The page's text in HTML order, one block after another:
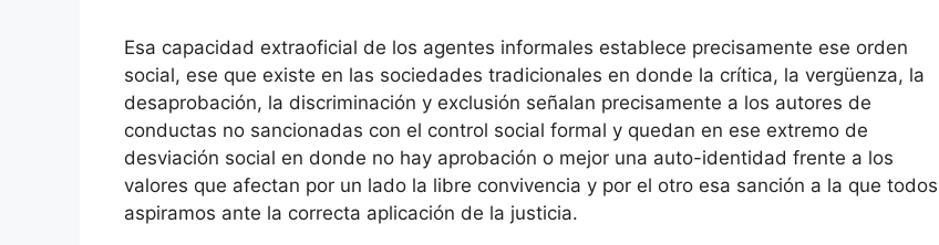
Esa capacidad extraoficial de los agentes informales establece precisamente ese orden
social, ese que existe en las sociedades tradicionales en donde la crítica, la vergüenza, la
desaprobación, la discriminación y exclusión señalan precisamente a los autores de
conductas no sancionadas con el control social formal y quedan en ese extremo de
desviación social en donde no hay aprobación o mejor una auto-identidad frente a los
valores que afectan por un lado la libre convivencia y por el otro esa sanción a la que todos
aspiramos ante la correcta aplicación de la justicia.